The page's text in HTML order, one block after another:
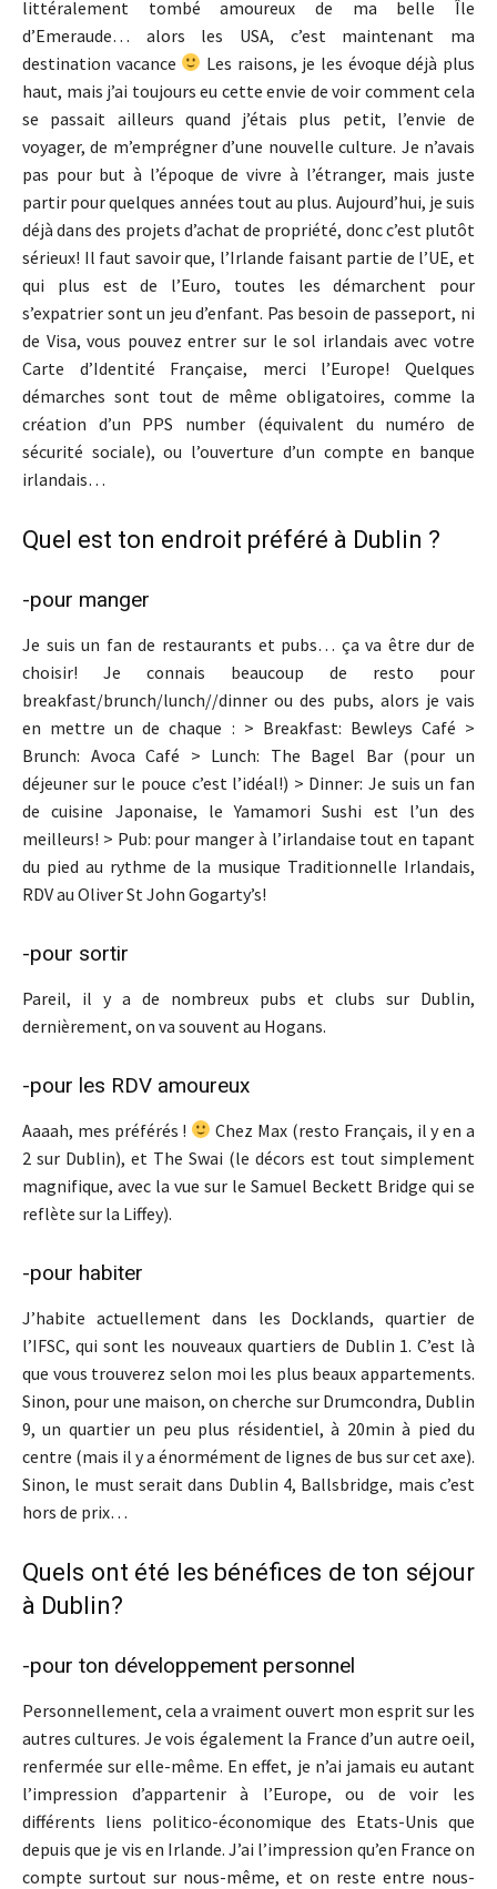
littéralement tombé amoureux de ma belle Île
d’Emeraude… alors les USA, c’est maintenant ma
destination vacance
Les raisons, je les évoque déjà plus
haut, mais j’ai toujours eu cette envie de voir comment cela
se passait ailleurs quand j’étais plus petit, l’envie de
voyager, de m’emprégner d’une nouvelle culture. Je n’avais
pas pour but à l’époque de vivre à l’étranger, mais juste
partir pour quelques années tout au plus. Aujourd’hui, je suis
déjà dans des projets d’achat de propriété, donc c’est plutôt
sérieux! Il faut savoir que, l’Irlande faisant partie de l’UE, et
qui plus est de l’Euro, toutes les démarchent pour
s’expatrier sont un jeu d’enfant. Pas besoin de passeport, ni
de Visa, vous pouvez entrer sur le sol irlandais avec votre
Carte d’Identité Française, merci l’Europe! Quelques
démarches sont tout de même obligatoires, comme la
création d’un PPS number (équivalent du numéro de
sécurité sociale), ou l’ouverture d’un compte en banque
irlandais…
Quel est ton endroit préféré à Dublin ?
-pour manger
Je suis un fan de restaurants et pubs… ça va être dur de
choisir! Je connais beaucoup de resto pour
breakfast/brunch/lunch//dinner ou des pubs, alors je vais
en mettre un de chaque : > Breakfast: Bewleys Café >
Brunch: Avoca Café > Lunch: The Bagel Bar (pour un
déjeuner sur le pouce c’est l’idéal!) > Dinner: Je suis un fan
de cuisine Japonaise, le Yamamori Sushi est l’un des
meilleurs! > Pub: pour manger à l’irlandaise tout en tapant
du pied au rythme de la musique Traditionnelle Irlandais,
RDV au Oliver St John Gogarty’s!
-pour sortir
Pareil, il y a de nombreux pubs et clubs sur Dublin,
dernièrement, on va souvent au Hogans.
-pour les RDV amoureux
Aaaah, mes préférés !
Chez Max (resto Français, il y en a
2 sur Dublin), et The Swai (le décors est tout simplement
magnifique, avec la vue sur le Samuel Beckett Bridge qui se
reflète sur la Liffey).
-pour habiter
J’habite actuellement dans les Docklands, quartier de
l’IFSC, qui sont les nouveaux quartiers de Dublin 1. C’est là
que vous trouverez selon moi les plus beaux appartements.
Sinon, pour une maison, on cherche sur Drumcondra, Dublin
9, un quartier un peu plus résidentiel, à 20min à pied du
centre (mais il y a énormément de lignes de bus sur cet axe).
Sinon, le must serait dans Dublin 4, Ballsbridge, mais c’est
hors de prix…
Quels ont été les bénéfices de ton séjour
à Dublin?
-pour ton développement personnel
Personnellement, cela a vraiment ouvert mon esprit sur les
autres cultures. Je vois également la France d’un autre oeil,
renfermée sur elle-même. En effet, je n’ai jamais eu autant
l’impression d’appartenir à l’Europe, ou de voir les
différents liens politico-économique des Etats-Unis que
depuis que je vis en Irlande. J’ai l’impression qu’en France on
compte surtout sur nous-même, et on reste entre nous-